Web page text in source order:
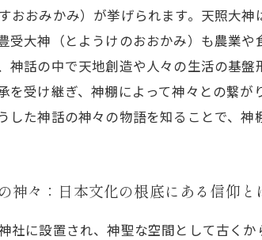
おおみかみ）が挙げられます。天照大
受大神（とようけのおおかみ）も農業
神話の中で天地創造や人々の生活の基
を受け継ぎ、神棚によって神々との繋
した神話の神々の物語を知ることで、
神々：日本文化の根底にある信仰と
社に設置され、神聖な空間として古く